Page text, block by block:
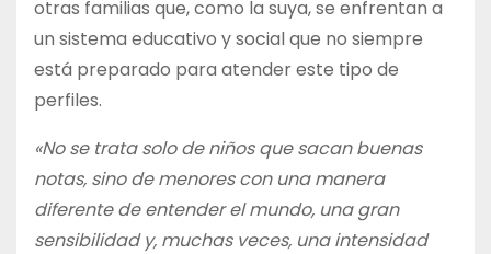
otras familias que, como la suya, se enfrentan a
un sistema educativo y social que no siempre
está preparado para atender este tipo de
perfiles.
«No se trata solo de niños que sacan buenas
notas, sino de menores con una manera
diferente de entender el mundo, una gran
sensibilidad y, muchas veces, una intensidad